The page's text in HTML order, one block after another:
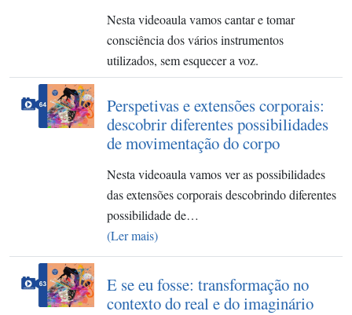
Nesta videoaula vamos cantar e tomar
consciência dos vários instrumentos
utilizados, sem esquecer a voz.
Perspetivas e extensões corporais:
descobrir diferentes possibilidades
de movimentação do corpo
Nesta videoaula vamos ver as possibilidades
das extensões corporais descobrindo diferentes
possibilidade de…
(Ler mais)
E se eu fosse: transformação no
contexto do real e do imaginário